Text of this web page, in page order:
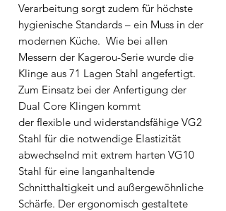
Verarbeitung sorgt zudem für höchste
hygienische Standards – ein Muss in der
modernen Küche. Wie bei allen
Messern der Kagerou-Serie wurde die
Klinge aus 71 Lagen Stahl angefertigt.
Zum Einsatz bei der Anfertigung der
Dual Core Klingen kommt
der ﬂexible und widerstandsfähige VG2
Stahl für die notwendige Elastizität
abwechselnd mit extrem harten VG10
Stahl für eine langanhaltende
Schnitthaltigkeit und außergewöhnliche
Schärfe. Der ergonomisch gestaltete